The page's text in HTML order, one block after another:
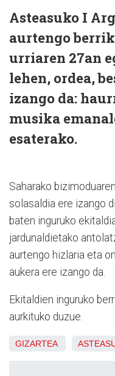
Asteasuko I
aurtengo
urriaren 27an
lehen, ordea,
izango da:
musika
esaterako.
Saharako
solasaldia ere izango
baten inguruko
jardunaldietako
aurtengo hizlaria eta
aukera ere izango da.
Ekitaldien inguruko
aurkituko duzue.
GIZARTEA